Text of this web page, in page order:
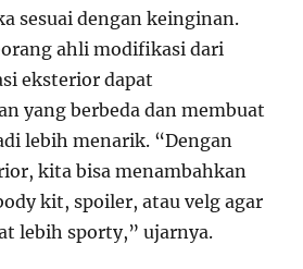
sesuai dengan keinginan.
ahli modifikasi dari
eksterior dapat
yang berbeda dan membuat
lebih menarik. “Dengan
kita bisa menambahkan
kit, spoiler, atau velg agar
lebih sporty,” ujarnya.